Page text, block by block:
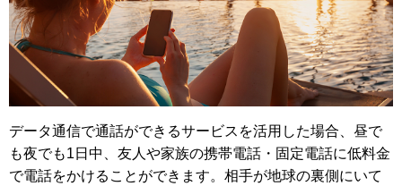
データ通信で通話ができるサービスを活用した場合、昼で
も夜でも1日中、友人や家族の携帯電話・固定電話に低料金
で電話をかけることができます。相手が地球の裏側にいて